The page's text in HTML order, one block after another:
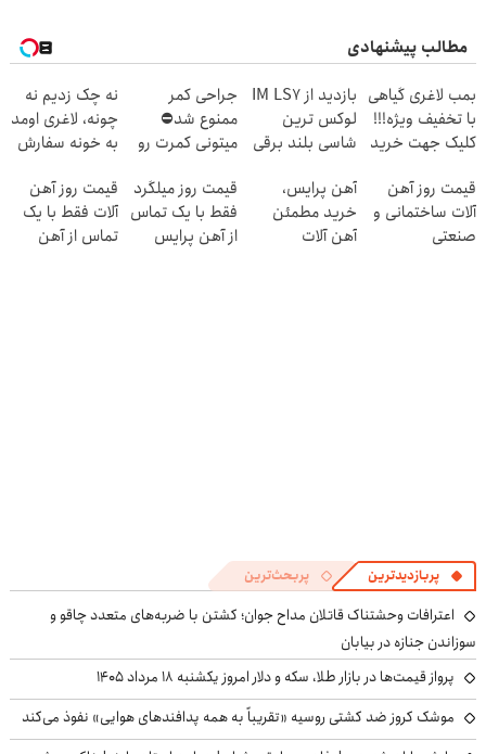
مطالب پیشنهادی
بمب لاغری گیاهی
با تخفیف ویژه!!!
کلیک جهت خرید
بازدید از IM LS7
لوکس ترین
شاسی بلند برقی
انقلاب
جراحی کمر
ممنوع شد⛔
میتونی کمرت رو
کنی! 👈🏻
پرسش‌نامه
نه چک زدیم نه
چونه، لاغری اومد
به خونه سفارش
60%تخفیف
قیمت روز آهن
آلات ساختمانی و
صنعتی
آهن پرایس،
خرید مطمئن
آهن آلات
قیمت روز میلگرد
فقط با یک تماس
از آهن پرایس
قیمت روز آهن
آلات فقط با یک
تماس از آهن
پربازدیدترین پربحث‌ترین
اعترافات وحشتناک قاتلان مداح جوان؛ کشتن با ضربه‌های متعدد چاقو و
سوزاندن جنازه در بیابان
پرواز قیمت‌ها در بازار طلا، سکه و دلار امروز یکشنبه ۱۸ مرداد ۱۴۰۵
موشک کروز ضد کشتی روسیه «تقریباً به همه پدافندهای هوایی» نفوذ می‌کند